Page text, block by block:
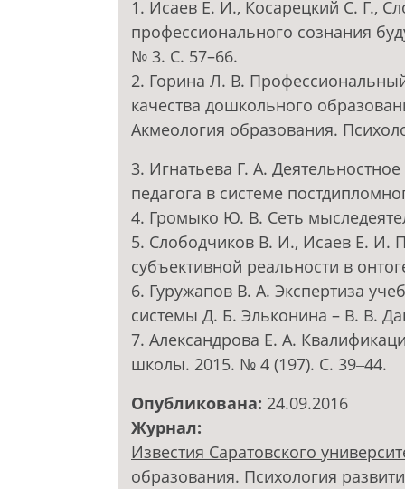
1. Исаев Е. И., Косарецкий С. Г.,
профессионального сознания
№ 3. С. 57–66.
2. Горина Л. В.
качества дошкольного
Акмеология образования.
3. Игнатьева Г. А.
педагога в системе
4. Громыко Ю. В. Сеть
5. Слободчиков В. И., Исаев Е. И.
субъективной реальности в
6. Гуружапов В. А. Экспертиза
системы Д. Б. Эльконина – В. В.
7. Александрова Е. А.
школы. 2015. № 4 (197). С. 39‒44.
Опубликована: 24.09.2016
Журнал:
Известия Саратовского
образования. Психология